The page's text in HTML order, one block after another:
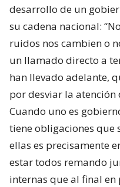
desarrollo de un
su cadena nacional:
ruidos nos cambien o
un llamado directo a
han llevado adelante,
por desviar la
Cuando uno es
tiene obligaciones que
ellas es precisamente
estar todos remando
internas que al final